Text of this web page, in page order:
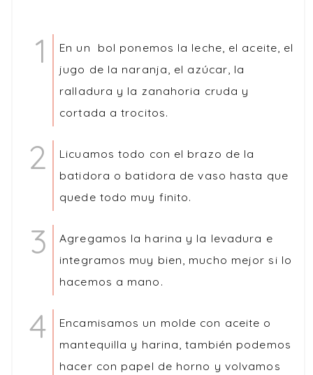
En un bol ponemos la leche, el aceite, el
jugo de la naranja, el azúcar, la
ralladura y la zanahoria cruda y
cortada a trocitos.
Licuamos todo con el brazo de la
batidora o batidora de vaso hasta que
quede todo muy finito.
Agregamos la harina y la levadura e
integramos muy bien, mucho mejor si lo
hacemos a mano.
Encamisamos un molde con aceite o
mantequilla y harina, también podemos
hacer con papel de horno y volvamos